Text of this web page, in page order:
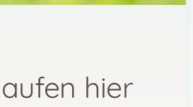
hier